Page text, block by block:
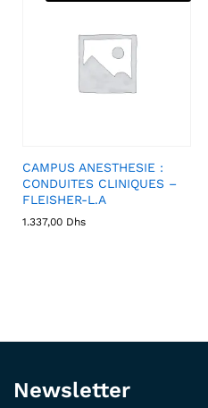
CAMPUS ANESTHESIE :
CONDUITES CLINIQUES –
FLEISHER-L.A
1.337,00 Dhs
Newsletter